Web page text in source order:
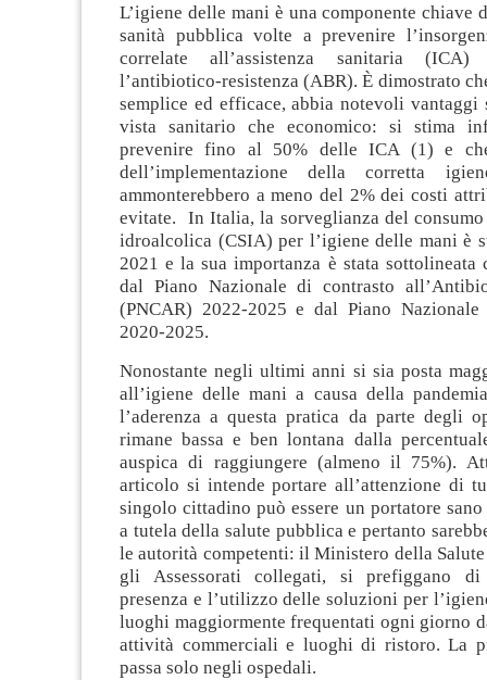
L’igiene delle mani è una componente chiave
sanità pubblica volte a prevenire
correlate all’assistenza sanitaria (ICA)
l’antibiotico-resistenza (ABR). È dimostrato
semplice ed efficace, abbia notevoli
vista sanitario che economico: si stima
prevenire fino al 50% delle ICA (1) e
dell’implementazione della corretta
ammonterebbero a meno del 2% dei costi
evitate. In Italia, la sorveglianza del
idroalcolica (CSIA) per l’igiene delle mani è
2021 e la sua importanza è stata sottolineata
dal Piano Nazionale di contrasto
(PNCAR) 2022-2025 e dal Piano Nazionale
2020-2025.
Nonostante negli ultimi anni si sia posta
all’igiene delle mani a causa della
l’aderenza a questa pratica da parte degli
rimane bassa e ben lontana dalla
auspica di raggiungere (almeno il 75%).
articolo si intende portare all’attenzione di
singolo cittadino può essere un portatore
a tutela della salute pubblica e pertanto
le autorità competenti: il Ministero della Salute
gli Assessorati collegati, si prefiggano
presenza e l’utilizzo delle soluzioni per
luoghi maggiormente frequentati ogni giorno
attività commerciali e luoghi di ristoro. La
passa solo negli ospedali.